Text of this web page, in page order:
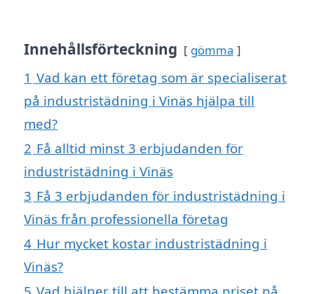
Innehållsförteckning gömma
1 Vad kan ett företag som är specialiserat
på industristädning i Vinäs hjälpa till
med?
2 Få alltid minst 3 erbjudanden för
industristädning i Vinäs
3 Få 3 erbjudanden för industristädning i
Vinäs från professionella företag
4 Hur mycket kostar industristädning i
Vinäs?